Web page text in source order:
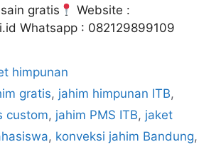
gratis
Website :
Whatsapp : 082129899109
himpunan
gratis, jahim himpunan ITB,
custom, jahim PMS ITB, jaket
, konveksi jahim Bandung,